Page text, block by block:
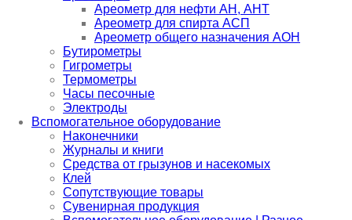
Ареометр для нефти АН, АНТ
Ареометр для спирта АСП
Ареометр общего назначения АОН
Бутирометры
Гигрометры
Термометры
Часы песочные
Электроды
Вспомогательное оборудование
Наконечники
Журналы и книги
Средства от грызунов и насекомых
Клей
Сопутствующие товары
Сувенирная продукция